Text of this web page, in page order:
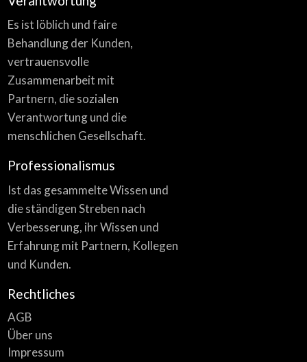
Es ist löblich und faire
Behandlung der Kunden,
vertrauensvolle
Zusammenarbeit mit
Partnern, die sozialen
Verantwortung und die
menschlichen Gesellschaft.
Professionalismus
Ist das gesammelte Wissen und
die ständigen Streben nach
Verbesserung, ihr Wissen und
Erfahrung mit Partnern, Kollegen
und Kunden.
Rechtliches
AGB
Über uns
Impressum